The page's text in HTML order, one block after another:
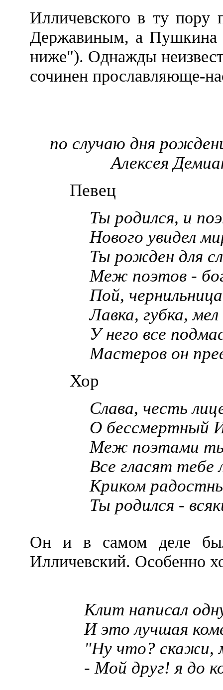
Илличевского в ту пору
Державиным, а Пушкина
ниже"). Однажды
сочинен прославляюще-
по случаю дня
Алексея
Певец
Ты родился, и
Нового увидел
Ты рожден для
Меж поэтов -
Пой,
Лавка, губка,
У него все
Мастеров он
Хор
Слава, честь
О бессмертный
Меж поэтами
Все гласят тебе
Криком
Ты родился -
Он и в самом деле
Илличевский. Особенно
Клит написал
И это лучшая
"Ну что? скажи,
- Мой друг! я до